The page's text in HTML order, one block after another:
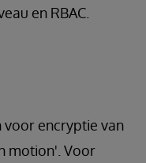
en RBAC.
voor encryptie van
motion'. Voor